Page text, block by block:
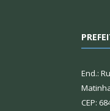
End.:
CEP: